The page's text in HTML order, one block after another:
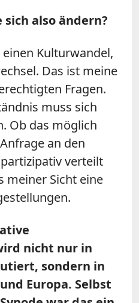
sich also ändern?
einen Kulturwandel,
Das ist meine
Fragen.
muss sich
Ob das möglich
an den
verteilt
meiner Sicht eine
nicht nur in
sondern in
Europa. Selbst